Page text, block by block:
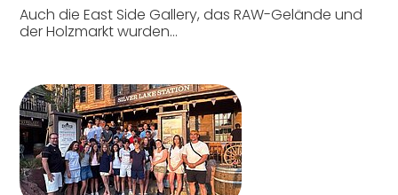
Auch die East Side Gallery, das RAW-Gelände und
der Holzmarkt wurden…